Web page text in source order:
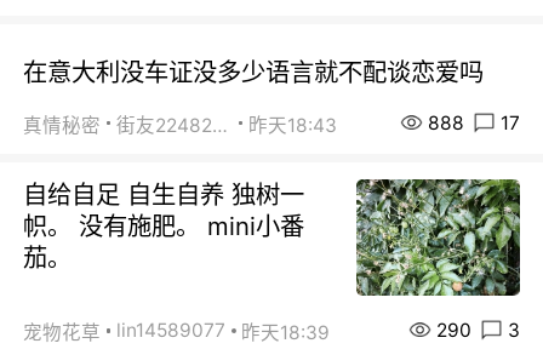
在意大利没车证没多少语言就不配谈恋爱吗
真情秘密 街友22482465 昨天18:43 888 17
自给自足 自生自养 独树一
帜。 没有施肥。 mini小番
茄。
宠物花草 lin14589077 昨天18:39 290 3